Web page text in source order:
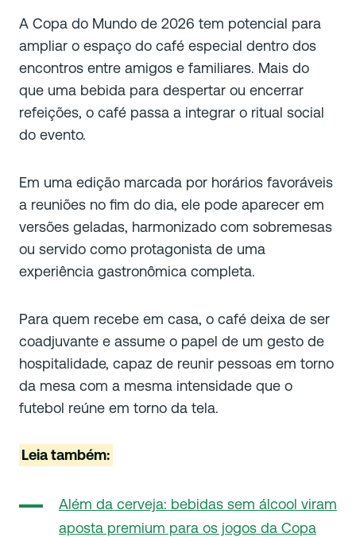
A Copa do Mundo de 2026 tem potencial para
ampliar o espaço do café especial dentro dos
encontros entre amigos e familiares. Mais do
que uma bebida para despertar ou encerrar
refeições, o café passa a integrar o ritual social
do evento.
Em uma edição marcada por horários favoráveis
a reuniões no fim do dia, ele pode aparecer em
versões geladas, harmonizado com sobremesas
ou servido como protagonista de uma
experiência gastronômica completa.
Para quem recebe em casa, o café deixa de ser
coadjuvante e assume o papel de um gesto de
hospitalidade, capaz de reunir pessoas em torno
da mesa com a mesma intensidade que o
futebol reúne em torno da tela.
Leia também:
Além da cerveja: bebidas sem álcool viram
aposta premium para os jogos da Copa